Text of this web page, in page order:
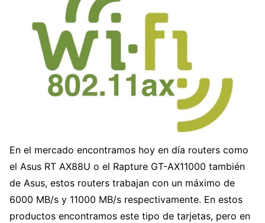
En el mercado encontramos hoy en día routers como
el Asus RT AX88U o el Rapture GT-AX11000 también
de Asus, estos routers trabajan con un máximo de
6000 MB/s y 11000 MB/s respectivamente. En estos
productos encontramos este tipo de tarjetas, pero en